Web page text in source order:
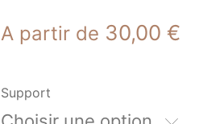
A partir de 30,00 €
Support